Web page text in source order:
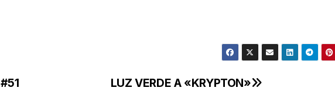
LUZ VERDE A «KRYPTON»